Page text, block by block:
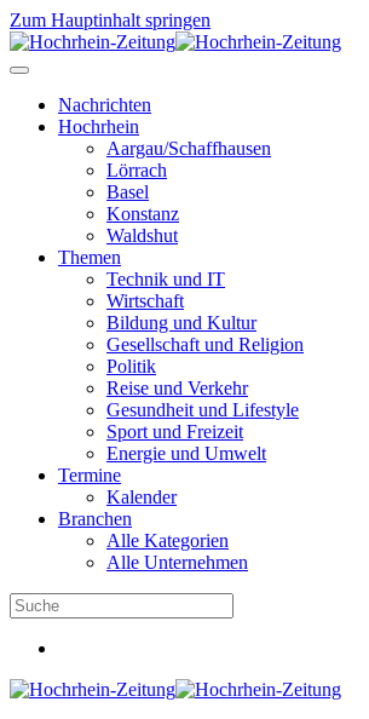
Zum Hauptinhalt springen
Nachrichten
Hochrhein
Aargau/Schaffhausen
Lörrach
Basel
Konstanz
Waldshut
Themen
Technik und IT
Wirtschaft
Bildung und Kultur
Gesellschaft und Religion
Politik
Reise und Verkehr
Gesundheit und Lifestyle
Sport und Freizeit
Energie und Umwelt
Termine
Kalender
Branchen
Alle Kategorien
Alle Unternehmen